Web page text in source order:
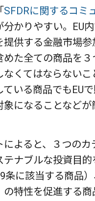
SFDRに関するコミ
分かりやすい。EU
提供する金融市場
めた全ての商品を３
なくてはならないこ
ている商品でもEU
象になることなどが
によると、３つのカ
ナブルな投資目的
9条に該当する商品
の特性を促進する商